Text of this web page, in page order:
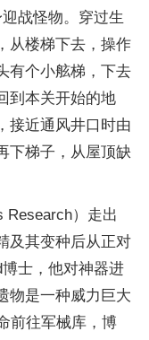
战怪物。穿过生
从楼梯下去，操作
有个小舷梯，下去
到本关开始的地
接近通风井口时由
下梯子，从屋顶缺
Research）走出
及其变种后从正对
士，他对神器进
物是一种威力巨大
前往军械库，博